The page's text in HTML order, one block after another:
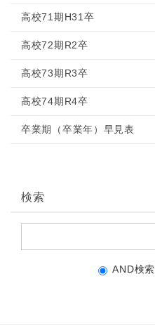
高校71期H31卒
高校72期R2卒
高校73期R3卒
高校74期R4卒
卒業期（卒業年）早見表
検索
AND検索